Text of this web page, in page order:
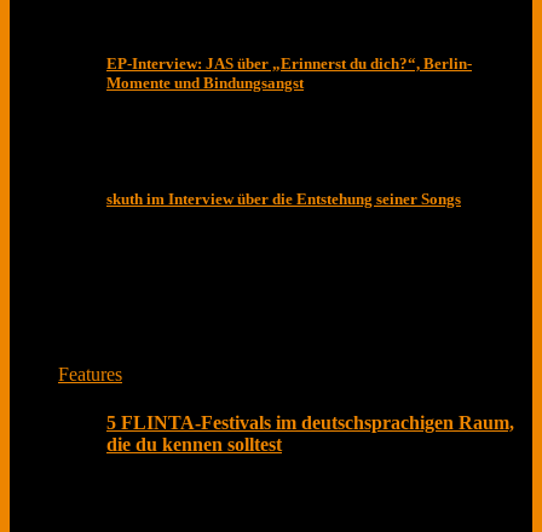
EP-Interview: JAS über „Erinnerst du dich?“, Berlin-
Momente und Bindungsangst
skuth im Interview über die Entstehung seiner Songs
Features
5 FLINTA-Festivals im deutschsprachigen Raum,
die du kennen solltest